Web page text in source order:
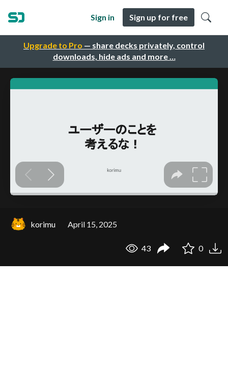
Upgrade to Pro — share decks privately, control
downloads, hide ads and more …
Sign in Sign up for free
korimu April 15, 2025
43 0